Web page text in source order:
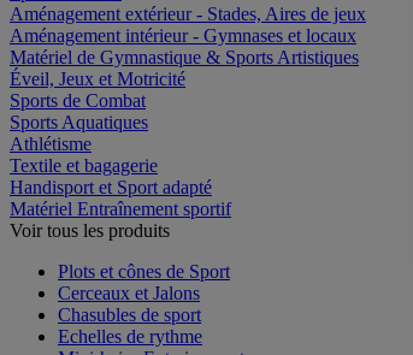
Aménagement extérieur - Stades, Aires de jeux
Aménagement intérieur - Gymnases et locaux
Matériel de Gymnastique & Sports Artistiques
Éveil, Jeux et Motricité
Sports de Combat
Sports Aquatiques
Athlétisme
Textile et bagagerie
Handisport et Sport adapté
Matériel Entraînement sportif
Voir tous les produits
Plots et cônes de Sport
Cerceaux et Jalons
Chasubles de sport
Echelles de rythme